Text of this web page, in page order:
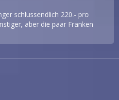
schlussendlich 220.- pro
aber die paar Franken